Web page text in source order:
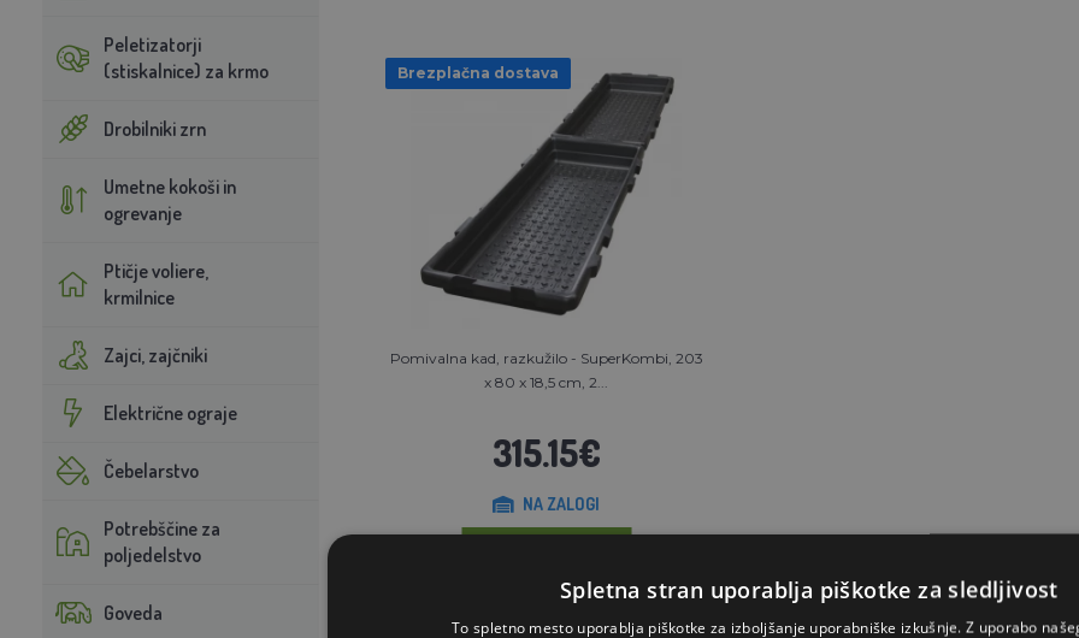
Peletizatorji
(stiskalnice) za krmo
Drobilniki zrn
Umetne kokoši in
ogrevanje
Ptičje voliere,
krmilnice
Zajci, zajčniki
Električne ograje
Čebelarstvo
Potrebščine za
poljedelstvo
Goveda
Brezplačna dostava
Pomivalna kad, razkužilo - SuperKombi, 203
x 80 x 18,5 cm, 2...
315.15€
NA ZALOGI
Spletna stran uporablja piškotke za sledljivost
To spletno mesto uporablja piškotke za izboljšanje uporabniške izkušnje. Z uporabo